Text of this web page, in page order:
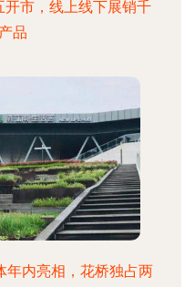
市，线上线下展销千
品
年内亮相，花桥独占两